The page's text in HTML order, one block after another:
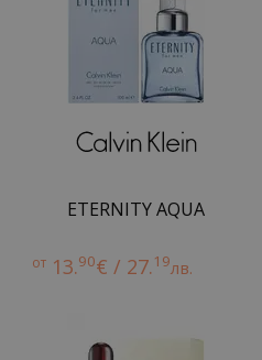
ETERNITY AQUA
от 13.90€ / 27.19лв.